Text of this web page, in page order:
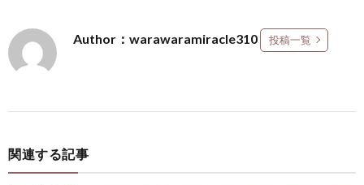
Author：warawaramiracle310 投稿一覧
関連する記事